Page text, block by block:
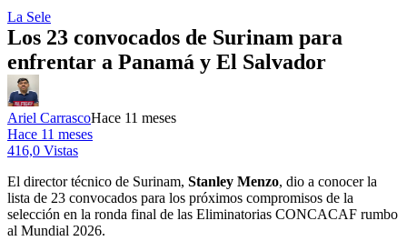
La Sele
Los 23 convocados de Surinam para
enfrentar a Panamá y El Salvador
Ariel CarrascoHace 11 meses
Hace 11 meses
416,0 Vistas
El director técnico de Surinam, Stanley Menzo, dio a conocer la
lista de 23 convocados para los próximos compromisos de la
selección en la ronda final de las Eliminatorias CONCACAF rumbo
al Mundial 2026.